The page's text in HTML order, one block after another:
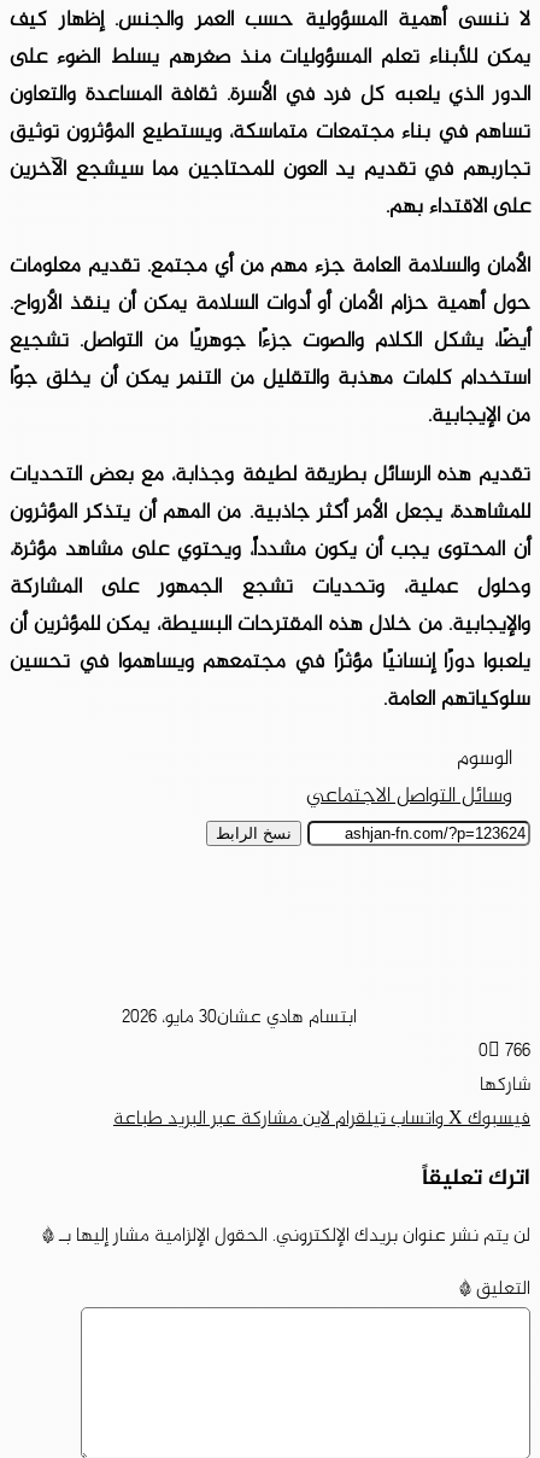
لا ننسى أهمية المسؤولية حسب العمر والجنس. إظهار كيف
يمكن للأبناء تعلم المسؤوليات منذ صغرهم يسلط الضوء على
الدور الذي يلعبه كل فرد في الأسرة. ثقافة المساعدة والتعاون
تساهم في بناء مجتمعات متماسكة، ويستطيع المؤثرون توثيق
تجاربهم في تقديم يد العون للمحتاجين مما سيشجع الآخرين
على الاقتداء بهم.
الأمان والسلامة العامة جزء مهم من أي مجتمع. تقديم معلومات
حول أهمية حزام الأمان أو أدوات السلامة يمكن أن ينقذ الأرواح.
أيضًا، يشكل الكلام والصوت جزءًا جوهريًا من التواصل. تشجيع
استخدام كلمات مهذبة والتقليل من التنمر يمكن أن يخلق جوًا
من الإيجابية.
تقديم هذه الرسائل بطريقة لطيفة وجذابة، مع بعض التحديات
للمشاهدة، يجعل الأمر أكثر جاذبية. من المهم أن يتذكر المؤثرون
أن المحتوى يجب أن يكون مشدداً، ويحتوي على مشاهد مؤثرة،
وحلول عملية، وتحديات تشجع الجمهور على المشاركة
والإيجابية. من خلال هذه المقترحات البسيطة، يمكن للمؤثرين أن
يلعبوا دورًا إنسانيًا مؤثرًا في مجتمعهم ويساهموا في تحسين
سلوكياتهم العامة.
الوسوم
وسائل التواصل الاجتماعي
نسخ الرابط
ابتسام هادي عشان30 مايو، 2026
0 766
شاركها
فيسبوك‫Xواتسابتيلقراملاينمشاركة عبر البريدطباعة
اترك تعليقاً
لن يتم نشر عنوان بريدك الإلكتروني.الحقول الإلزامية مشار إليها بـ*
التعليق*